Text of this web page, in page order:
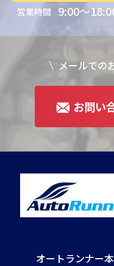
営業時間 9:00～
メールでの
お問い
オートランナー